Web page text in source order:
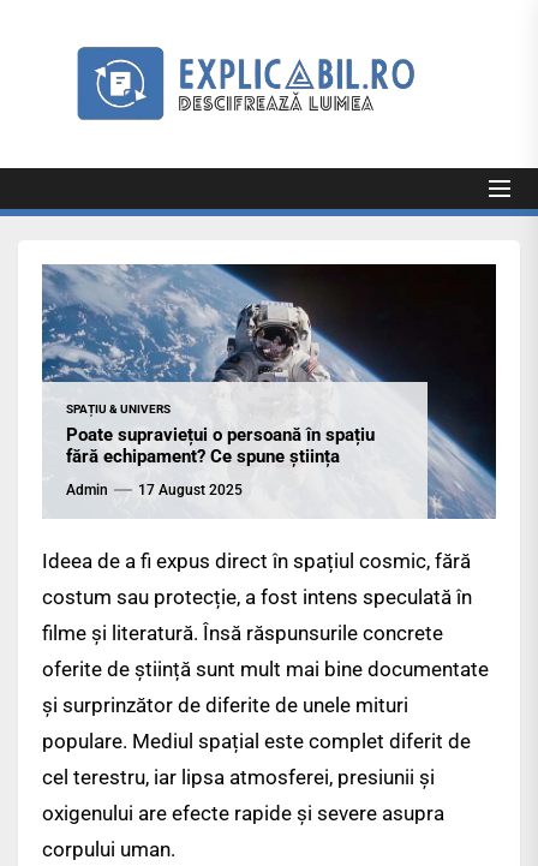
Explicabil
SPAȚIU & UNIVERS
Poate supraviețui o persoană în spațiu
fără echipament? Ce spune știința
Admin 17 August 2025
Ideea de a fi expus direct în spațiul cosmic, fără
costum sau protecție, a fost intens speculată în
filme și literatură. Însă răspunsurile concrete
oferite de știință sunt mult mai bine documentate
și surprinzător de diferite de unele mituri
populare. Mediul spațial este complet diferit de
cel terestru, iar lipsa atmosferei, presiunii și
oxigenului are efecte rapide și severe asupra
corpului uman.